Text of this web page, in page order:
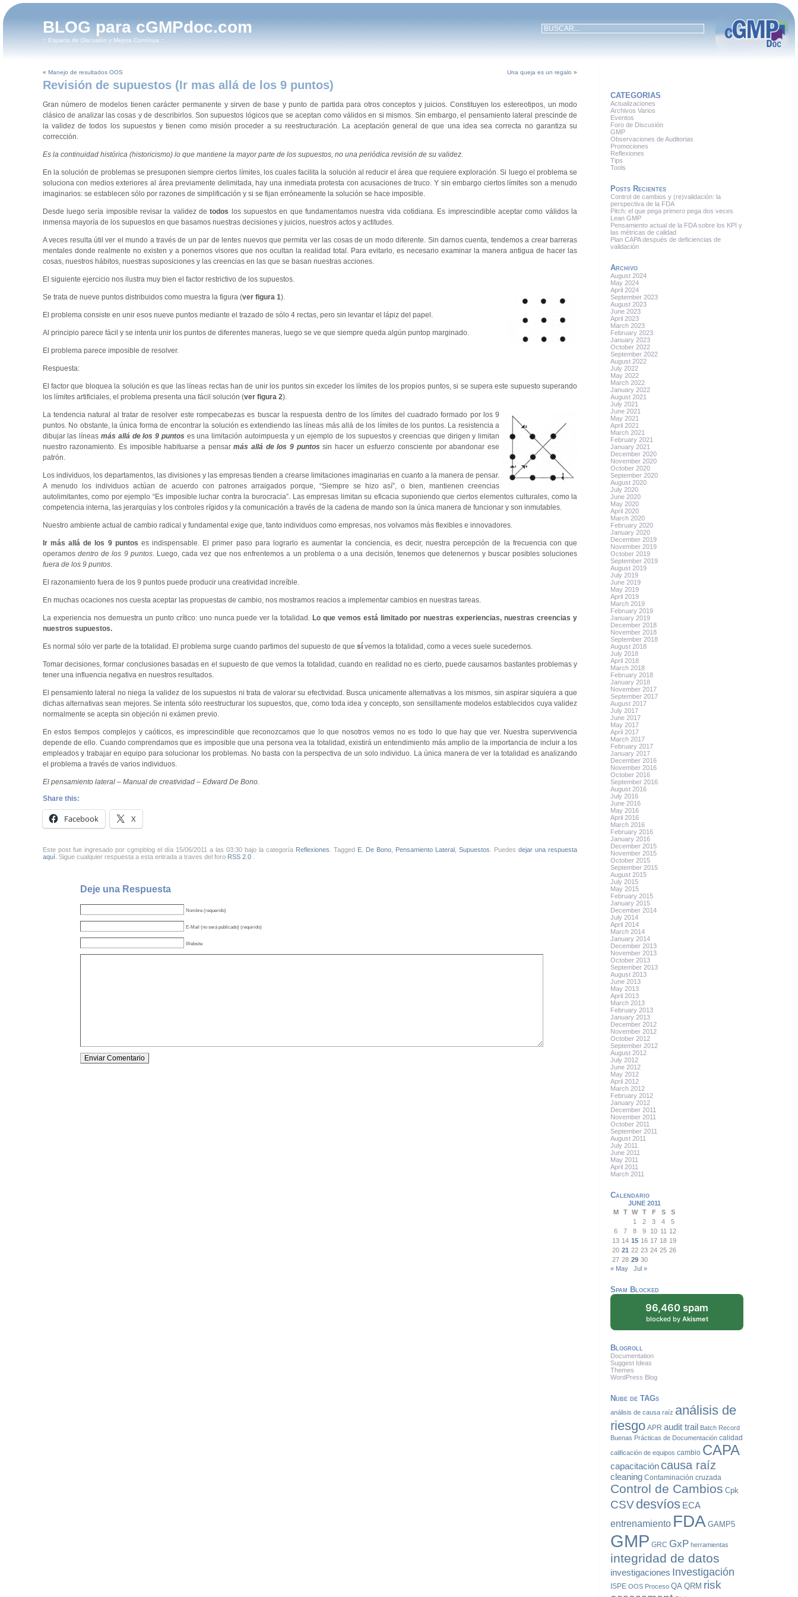
BLOG para cGMPdoc.com
:: Espacio de Discusión y Mejora Contínua ::
« Manejo de resultados OOS Una queja es un regalo »
Revisión de supuestos (Ir mas allá de los 9 puntos)
Gran número de modelos tienen carácter permanente y sirven de base y punto de partida para otros conceptos y juicios. Constituyen los estereotipos, un modo
clásico de analizar las cosas y de describirlos. Son supuestos lógicos que se aceptan como válidos en si mismos. Sin embargo, el pensamiento lateral prescinde de
la validez de todos los supuestos y tienen como misión proceder a su reestructuración. La aceptación general de que una idea sea correcta no garantiza su
corrección.
Es la continuidad histórica (historicismo) lo que mantiene la mayor parte de los supuestos, no una periódica revisión de su validez.
En la solución de problemas se presuponen siempre ciertos límites, los cuales facilita la solución al reducir el área que requiere exploración. Si luego el problema se
soluciona con medios exteriores al área previamente delimitada, hay una inmediata protesta con acusaciones de truco. Y sin embargo ciertos límites son a menudo
imaginarios: se establecen sólo por razones de simplificación y si se fijan erróneamente la solución se hace imposible.
Desde luego sería imposible revisar la validez detodos
los supuestos en que fundamentamos nuestra vida cotidiana. Es imprescindible aceptar como válidos la
inmensa mayoría de los supuestos en que basamos nuestras decisiones y juicios, nuestros actos y actitudes.
A veces resulta útil ver el mundo a través de un par de lentes nuevos que permita ver las cosas de un modo diferente. Sin darnos cuenta, tendemos a crear barreras
mentales donde realmente no existen y a ponernos visores que nos ocultan la realidad total. Para evitarlo, es necesario examinar la manera antigua de hacer las
cosas, nuestros hábitos, nuestras suposiciones y las creencias en las que se basan nuestras acciones.
El siguiente ejercicio nos ilustra muy bien el factor restrictivo de los supuestos.
Se trata de nueve puntos distribuidos como muestra la figura (ver figura 1).
El problema consiste en unir esos nueve puntos mediante el trazado de sólo 4 rectas, pero sin levantar el lápiz del papel.
Al principio parece fácil y se intenta unir los puntos de diferentes maneras, luego se ve que siempre queda algún puntop marginado.
El problema parece imposible de resolver.
Respuesta:
El factor que bloquea la solución es que las líneas rectas han de unir los puntos sin exceder los límites de los propios puntos, si se supera este supuesto superando
los límites artificiales, el problema presenta una fácil solución (ver figura 2).
La tendencia natural al tratar de resolver este rompecabezas es buscar la respuesta dentro de los límites del cuadrado formado por los 9
puntos. No obstante, la única forma de encontrar la solución es extendiendo las líneas más allá de los límites de los puntos. La resistencia a
dibujar las líneas más allá de los 9 puntos es una limitación autoimpuesta y un ejemplo de los supuestos y creencias que dirigen y limitan
nuestro razonamiento. Es imposible habituarse a pensarmás allá de los 9 puntos sin hacer un esfuerzo consciente por abandonar ese
patrón.
Los individuos, los departamentos, las divisiones y las empresas tienden a crearse limitaciones imaginarias en cuanto a la manera de pensar.
A menudo los individuos actúan de acuerdo con patrones arraigados porque, “Siempre se hizo así”, o bien, mantienen creencias
autolimitantes, como por ejemplo “Es imposible luchar contra la burocracia”. Las empresas limitan su eficacia suponiendo que ciertos elementos culturales, como la
competencia interna, las jerarquías y los controles rígidos y la comunicación a través de la cadena de mando son la única manera de funcionar y son inmutables.
Nuestro ambiente actual de cambio radical y fundamental exige que, tanto individuos como empresas, nos volvamos más flexibles e innovadores.
Ir más allá de los 9 puntos es indispensable. El primer paso para lograrlo es aumentar la conciencia, es decir, nuestra percepción de la frecuencia con que
operamos dentro de los 9 puntos. Luego, cada vez que nos enfrentemos a un problema o a una decisión, tenemos que detenernos y buscar posibles soluciones
fuera de los 9 puntos.
El razonamiento fuera de los 9 puntos puede producir una creatividad increíble.
En muchas ocaciones nos cuesta aceptar las propuestas de cambio, nos mostramos reacios a implementar cambios en nuestras tareas.
La experiencia nos demuestra un punto crítico: uno nunca puede ver la totalidad. Lo que vemos está limitado por nuestras experiencias, nuestras creencias y
nuestros supuestos.
Es normal sólo ver parte de la totalidad. El problema surge cuando partimos del supuesto de que sívemos la totalidad, como a veces suele sucedernos.
Tomar decisiones, formar conclusiones basadas en el supuesto de que vemos la totalidad, cuando en realidad no es cierto, puede causarnos bastantes problemas y
tener una influencia negativa en nuestros resultados.
El pensamiento lateral no niega la validez de los supuestos ni trata de valorar su efectividad. Busca unicamente alternativas a los mismos, sin aspirar siquiera a que
dichas alternativas sean mejores. Se intenta sólo reestructurar los supuestos, que, como toda idea y concepto, son sensillamente modelos establecidos cuya validez
normalmente se acepta sin objeción ni exámen previo.
En estos tiempos complejos y caóticos, es imprescindible que reconozcamos que lo que nosotros vemos no es todo lo que hay que ver. Nuestra supervivencia
depende de ello. Cuando comprendamos que es imposible que una persona vea la totalidad, existirá un entendimiento más amplio de la importancia de incluir a los
empleados y trabajar en equipo para solucionar los problemas. No basta con la perspectiva de un solo individuo. La única manera de ver la totalidad es analizando
el problema a través de varios individuos.
El pensamiento lateral – Manual de creatividad – Edward De Bono.
Share this:
Facebook X
Este post fue ingresado por cgmpblog el día 15/06/2011 a las 03:30 bajo la categoría Reflexiones . Tagged E. De Bono Pensamiento Lateral ,Supuestos . Puedesdejar una respuesta
aquí. Sigue cualquier respuesta a esta entrada a traves del foro RSS 2.0.
Deje una Respuesta
Nombre (requerido)
E-Mail (no será publicado) (requirido)
Website
CATEGORIAS
Actualizaciones
Archivos Varios
Eventos
Foro de Discusión
GMP
Observaciones de Auditorias
Promociones
Reflexiones
Tips
Tools
Posts Recientes
Control de cambios y (re)validación: la
perspectiva de la FDA
Pitch: el que pega primero pega dos veces
Lean GMP
Pensamiento actual de la FDA sobre los KPI y
las métricas de calidad
Plan CAPA después de deficiencias de
validación
Archivo
August 2024
May 2024
April 2024
September 2023
August 2023
June 2023
April 2023
March 2023
February 2023
January 2023
October 2022
September 2022
August 2022
July 2022
May 2022
March 2022
January 2022
August 2021
July 2021
June 2021
May 2021
April 2021
March 2021
February 2021
January 2021
December 2020
November 2020
October 2020
September 2020
August 2020
July 2020
June 2020
May 2020
April 2020
March 2020
February 2020
January 2020
December 2019
November 2019
October 2019
September 2019
August 2019
July 2019
June 2019
May 2019
April 2019
March 2019
February 2019
January 2019
December 2018
November 2018
September 2018
August 2018
July 2018
April 2018
March 2018
February 2018
January 2018
November 2017
September 2017
August 2017
July 2017
June 2017
May 2017
April 2017
March 2017
February 2017
January 2017
December 2016
November 2016
October 2016
September 2016
August 2016
July 2016
June 2016
May 2016
April 2016
March 2016
February 2016
January 2016
December 2015
November 2015
October 2015
September 2015
August 2015
July 2015
May 2015
February 2015
January 2015
December 2014
July 2014
April 2014
March 2014
January 2014
December 2013
November 2013
October 2013
September 2013
August 2013
June 2013
May 2013
April 2013
March 2013
February 2013
January 2013
December 2012
November 2012
October 2012
September 2012
August 2012
July 2012
June 2012
May 2012
April 2012
March 2012
February 2012
January 2012
December 2011
November 2011
October 2011
September 2011
August 2011
July 2011
June 2011
May 2011
April 2011
March 2011
Calendario
JUNE 2011
M
T W T F S
S
1
2 3 4
5
6
7 8 9 10 11 12
13 14 15 16 17 18 19
20 21 22 23 24 25 26
27 28 29 30
« May
Jul »
Spam Blocked
96,460 spam
blocked by Akismet
Blogroll
Documentation
Suggest Ideas
Themes
WordPress Blog
Nube de TAGs
análisis de causa raíz análisis de
riesgo APR audit trail Batch Record
Buenas Prácticas de Documentación calidad
calificación de equipos cambio CAPA
capacitacióncausa raíz
cleaning Contaminación cruzada
Control de Cambios Cpk
CSVdesvíos ECA
entrenamiento FDA GAMP5
GMP GRC GxP herramientas
integridad de datos
investigaciones Investigación
ISPE OOS Proceso QA QRM risk